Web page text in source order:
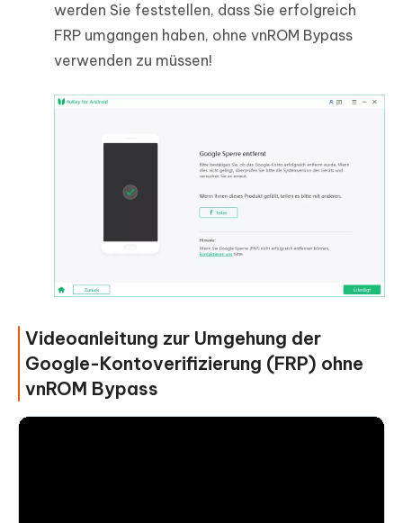
werden Sie feststellen, dass Sie erfolgreich
FRP umgangen haben, ohne vnROM Bypass
verwenden zu müssen!
Videoanleitung zur Umgehung der
Google-Kontoverifizierung (FRP) ohne
vnROM Bypass